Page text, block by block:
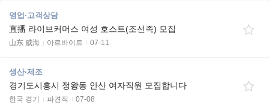
영업·고객상담
直播 라이브커머스 여성 호스트(조선족) 모집
山东 威海 아르바이트 07-11
생산·제조
경기도시흥시 정왕동 안산 여자직원 모집합니다
한국 경기 파견직 07-08